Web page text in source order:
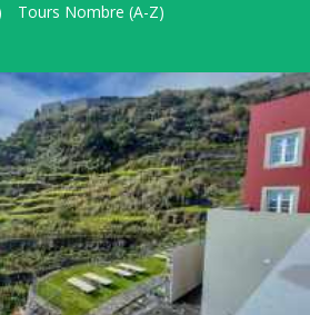
Tours Nombre (A-Z)